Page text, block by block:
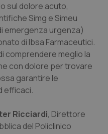
sul dolore acuto,
Simg e Simeu
emergenza urgenza)
di Ibsa Farmaceutici.
comprendere meglio la
con dolore per trovare
garantire le
efficaci.
Ricciardi, Direttore
del Policlinico